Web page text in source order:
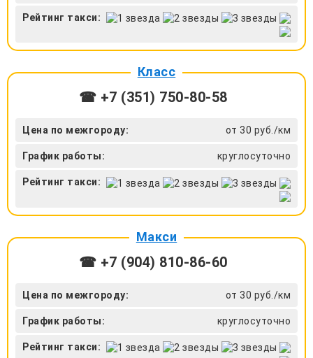
Рейтинг такси:
Класс
☎ +7 (351) 750-80-58
Цена по межгороду: от 30 руб./км
График работы: круглосуточно
Рейтинг такси:
Макси
☎ +7 (904) 810-86-60
Цена по межгороду: от 30 руб./км
График работы: круглосуточно
Рейтинг такси: